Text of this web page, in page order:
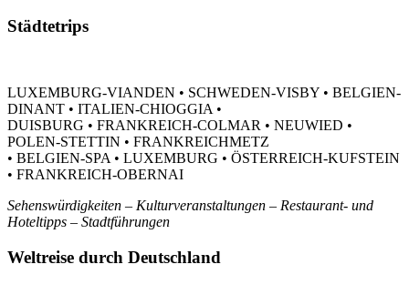
Städtetrips
LUXEMBURG-VIANDEN • SCHWEDEN-VISBY • BELGIEN-
DINANT • ITALIEN-CHIOGGIA •
DUISBURG • FRANKREICH-COLMAR • NEUWIED •
POLEN-STETTIN • FRANKREICHMETZ
• BELGIEN-SPA • LUXEMBURG • ÖSTERREICH-KUFSTEIN
• FRANKREICH-OBERNAI
Sehenswürdigkeiten – Kulturveranstaltungen – Restaurant- und
Hoteltipps – Stadtführungen
Weltreise durch Deutschland